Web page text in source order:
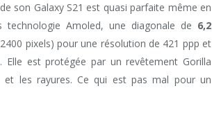
son Galaxy S21 est quasi parfaite même en
Amoled, une diagonale de 6,2
pixels) pour une résolution de 421 ppp et
. Elle est protégée par un revêtement Gorilla
et les rayures. Ce qui est pas mal pour un